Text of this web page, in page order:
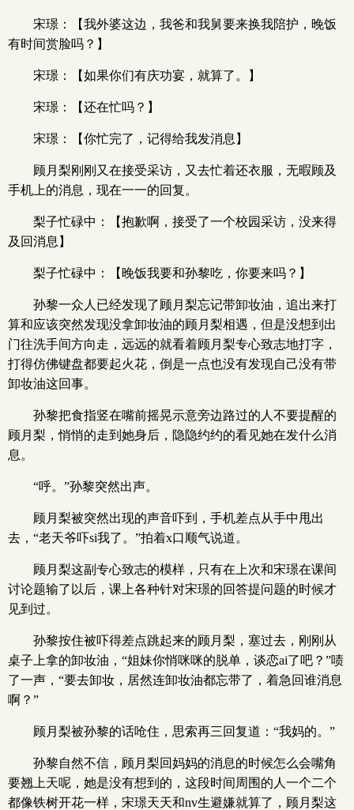
宋璟：【我外婆这边，我爸和我舅要来换我陪护，晚饭
有时间赏脸吗？】
宋璟：【如果你们有庆功宴，就算了。】
宋璟：【还在忙吗？】
宋璟：【你忙完了，记得给我发消息】
顾月梨刚刚又在接受采访，又去忙着还衣服，无暇顾及
手机上的消息，现在一一的回复。
梨子忙碌中：【抱歉啊，接受了一个校园采访，没来得
及回消息】
梨子忙碌中：【晚饭我要和孙黎吃，你要来吗？】
孙黎一众人已经发现了顾月梨忘记带卸妆油，追出来打
算和应该突然发现没拿卸妆油的顾月梨相遇，但是没想到出
门往洗手间方向走，远远的就看着顾月梨专心致志地打字，
打得仿佛键盘都要起火花，倒是一点也没有发现自己没有带
卸妆油这回事。
孙黎把食指竖在嘴前摇晃示意旁边路过的人不要提醒的
顾月梨，悄悄的走到她身后，隐隐约约的看见她在发什么消
息。
“呼。”孙黎突然出声。
顾月梨被突然出现的声音吓到，手机差点从手中甩出
去，“老天爷吓si我了。”拍着x口顺气说道。
顾月梨这副专心致志的模样，只有在上次和宋璟在课间
讨论题输了以后，课上各种针对宋璟的回答提问题的时候才
见到过。
孙黎按住被吓得差点跳起来的顾月梨，塞过去，刚刚从
桌子上拿的卸妆油，“姐妹你悄咪咪的脱单，谈恋ai了吧？”啧
了一声，“要去卸妆，居然连卸妆油都忘带了，着急回谁消息
啊？”
顾月梨被孙黎的话呛住，思索再三回复道：“我妈的。”
孙黎自然不信，顾月梨回妈妈的消息的时候怎么会嘴角
要翘上天呢，她是没有想到的，这段时间周围的人一个二个
都像铁树开花一样，宋璟天天和nv生避嫌就算了，顾月梨这